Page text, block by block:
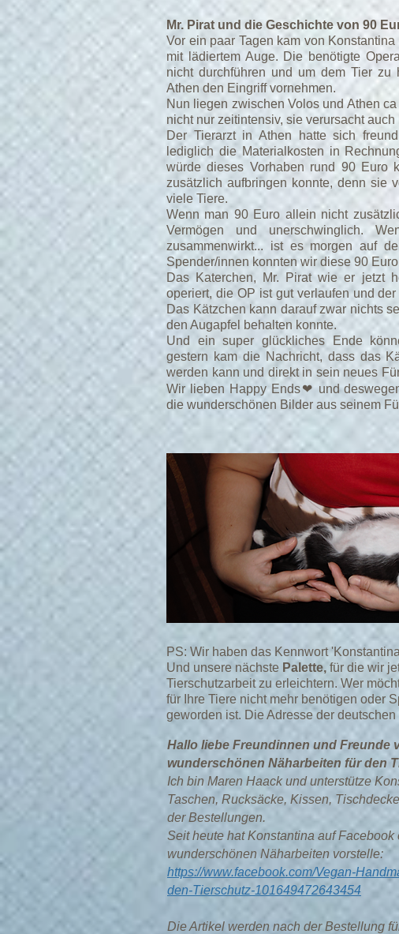
Mr. Pirat und die Geschichte von 90
Vor ein paar Tagen kam von
mit lädiertem Auge. Die benötigte
nicht durchführen und um dem Tier zu
Athen den Eingriff vornehmen.
Nun liegen zwischen Volos und Athen
nicht nur zeitintensiv, sie verursacht auch
Der Tierarzt in Athen hatte sich
lediglich die Materialkosten in
würde dieses Vorhaben rund 90 Euro
zusätzlich aufbringen konnte, denn sie
viele Tiere.
Wenn man 90 Euro allein nicht
Vermögen und unerschwinglich.
zusammenwirkt... ist es morgen auf
Spender/innen konnten wir diese 90
Das Katerchen, Mr. Pirat wie er jetzt
operiert, die OP ist gut verlaufen und
Das Kätzchen kann darauf zwar nichts
den Augapfel behalten konnte.
Und ein super glückliches Ende
gestern kam die Nachricht, dass das
werden kann und direkt in sein neues
Wir lieben Happy Ends❤ und
die wunderschönen Bilder aus seinem
PS: Wir haben das Kennwort
Und unsere nächste Palette, für die wir
Tierschutzarbeit zu erleichtern. Wer
für Ihre Tiere nicht mehr benötigen oder
geworden ist. Die Adresse der
Hallo liebe Freundinnen und Freunde
wunderschönen Näharbeiten für den
Ich bin Maren Haack und unterstütze
Taschen, Rucksäcke, Kissen,
der Bestellungen.
Seit heute hat Konstantina auf
wunderschönen Näharbeiten vorstelle:
https://www.facebook.com/Vegan-
den-Tierschutz-101649472643454
Die Artikel werden nach der Bestellung